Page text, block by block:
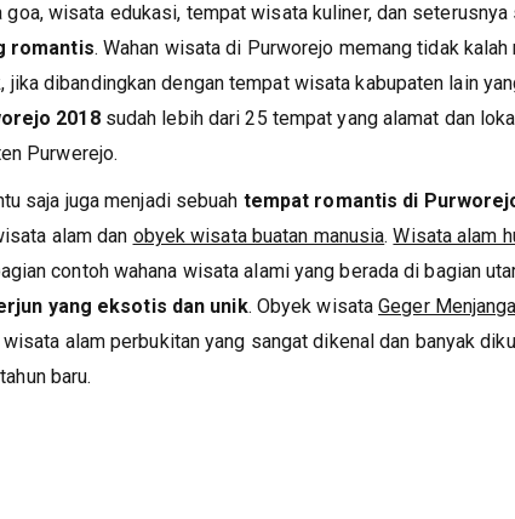
wisata edukasi, tempat wisata kuliner, dan seterusnya
romantis. Wahan wisata di Purworejo memang tidak kalah
dibandingkan dengan tempat wisata kabupaten lain
2018sudah lebih dari 25 tempat yang alamat dan
Purwerejo.
saja juga menjadi sebuah tempat romantis di
alam dan obyek wisata buatan manusia.Wisata alam
contoh wahana wisata alami yang berada di bagian
yang eksotis dan unik. Obyek wisataGeger
alam perbukitan yang sangat dikenal dan banyak
baru.